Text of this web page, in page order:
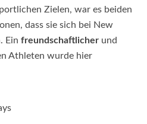
Zielen, war es beiden
dass sie sich bei New
Ein freundschaftlicher und
Athleten wurde hier